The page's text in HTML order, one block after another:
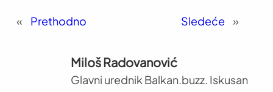
« Prethodno Sledeće »
Miloš Radovanović
Glavni urednik Balkan.buzz. Iskusan